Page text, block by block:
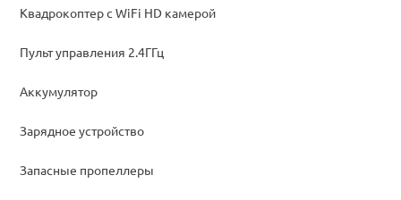
Квадрокоптер с WiFi HD камерой
Пульт управления 2.4ГГц
Аккумулятор
Зарядное устройство
Запасные пропеллеры